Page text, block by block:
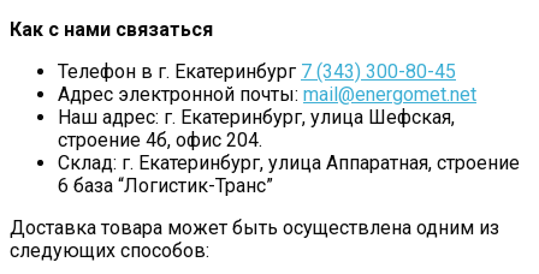
Как с нами связаться
Телефон в г. Екатеринбург 7 (343) 300-80-45
Адрес электронной почты: mail@energomet.net
Наш адрес: г. Екатеринбург, улица Шефская,
строение 4б, офис 204.
Склад: г. Екатеринбург, улица Аппаратная, строение
6 база “Логистик-Транс”
Доставка товара может быть осуществлена одним из
следующих способов: